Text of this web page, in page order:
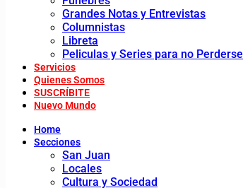
Grandes Notas y Entrevistas
Columnistas
Libreta
Peliculas y Series para no Perderse
Servicios
Quienes Somos
SUSCRÍBITE
Nuevo Mundo
Home
Secciones
San Juan
Locales
Cultura y Sociedad